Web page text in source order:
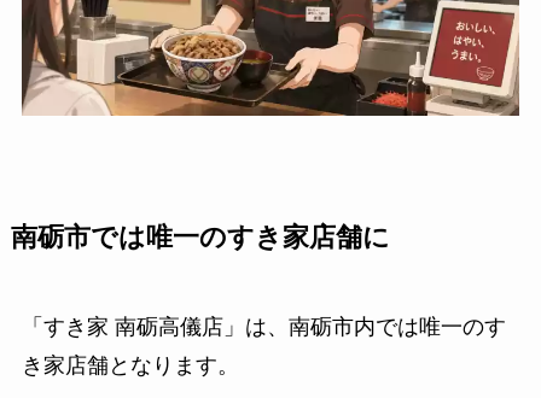
南砺市では唯一のすき家店舗に
「すき家 南砺高儀店」は、南砺市内では唯一のす
き家店舗となります。